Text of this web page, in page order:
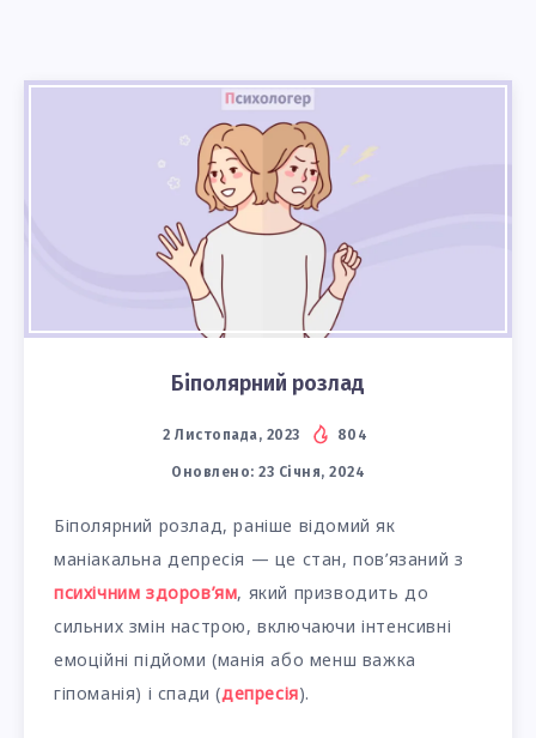
Біполярний розлад
2 Листопада, 2023 804
Оновлено: 23 Січня, 2024
Біполярний розлад, раніше відомий як
маніакальна депресія — це стан, пов’язаний з
психічним здоров’ям, який призводить до
сильних змін настрою, включаючи інтенсивні
емоційні підйоми (манія або менш важка
гіпоманія) і спади (депресія).